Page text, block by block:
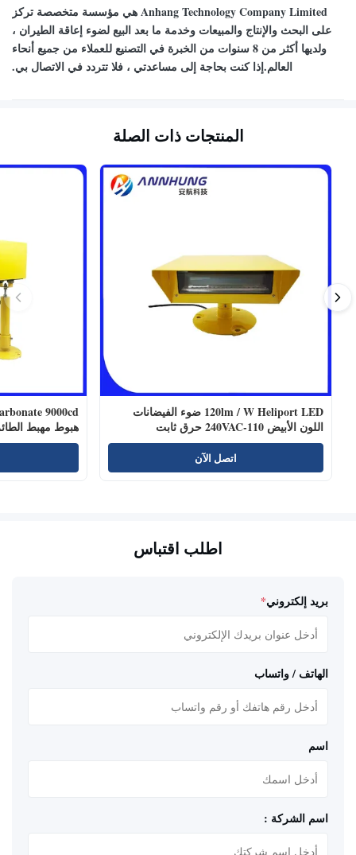
Anhang Technology Company Limited هي مؤسسة متخصصة تركز
على البحث والإنتاج والمبيعات وخدمة ما بعد البيع لضوء إعاقة الطيران ،
ولديها أكثر من 8 سنوات من الخبرة في التصنيع للعملاء من جميع أنحاء
العالم.إذا كنت بحاجة إلى مساعدتي ، فلا تتردد في الاتصال بي.
المنتجات ذات الصلة
120lm / W Heliport LED ضوء الفيضانات
اللون الأبيض 110-240VAC حرق ثابت
اتصل الآن
هبوط مهبط
اطلب اقتباس
بريد إلكتروني*
الهاتف / واتساب
اسم
اسم الشركة :